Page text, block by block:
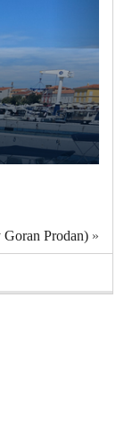
Prodan) »